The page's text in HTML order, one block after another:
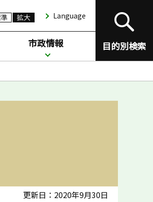
Language
目的別検索
市政情報
更新日：2020年9月30日